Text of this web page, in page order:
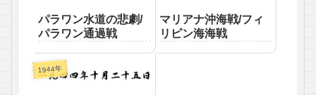
パラワン水道の悲劇/
パラワン通過戦
マリアナ沖海戦/フィ
リピン海海戦
1944年